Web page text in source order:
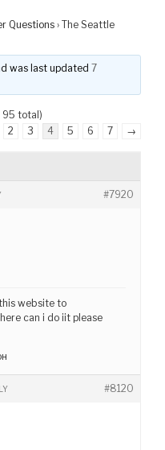
Questions › The Seattle
was last updated7
95 total)
2 3 4 5 6 7 →
#7920
website to
can i do iit please
#8120